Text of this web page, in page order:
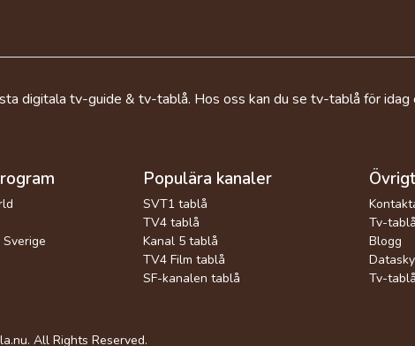
digitala tv-guide & tv-tablå. Hos oss kan du se tv-tablå för idag
Populära kanaler
SVT1 tablå
TV4 tablå
Kanal 5 tablå
TV4 Film tablå
SF-kanalen tablå
Övrigt
Tv-
Blogg
Tv-
. All Rights Reserved.